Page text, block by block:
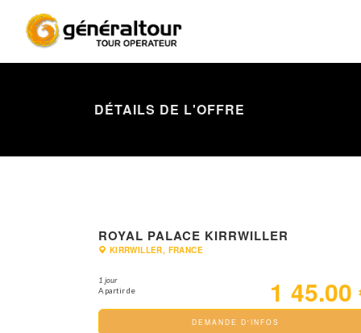
DÉTAILS DE L'OFFRE
ROYAL PALACE KIRRWILLER
KIRRWILLER, FRANCE
1 jour
A partir de
DEMANDE D'INFOS